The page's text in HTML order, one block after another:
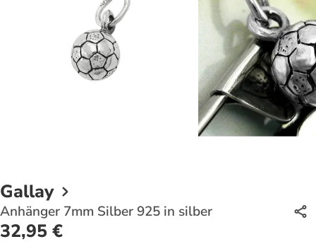
Gallay
Anhänger 7mm Silber 925 in silber
32,95 €